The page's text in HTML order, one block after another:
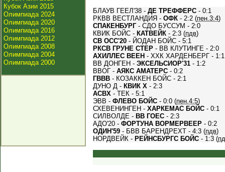
Кубок Азии 2015
Олимпиада 2024
Олимпиада 2020
Олимпиада 2016
Олимпиада 2012
Олимпиада 2008
Олимпиада 2004
Олимпиада 2000
БЛАУВ ГЕЕЛ'38 - ДЕ ТРЕФФЕРС - 0:1
РКВВ ВЕСТЛАНДИЯ - ОФК - 2:2 (пен.3:4)
СПАКЕНБУРГ- СДО БУССУМ - 2:0
КВИК БОЙС - КАТВЕЙК - 2:3 (пдв)
СВ ОСС'20 - ЙОДАН БОЙС - 5:1
РКСВ ГРУНЕ СТЕР - ВВ КЛУТИНГЕ - 2:0
АХИЛЛЕС ВЕЕН - ХХК ХАРДЕНБЕРГ -
ВВ ДОНГЕН - ЭКСЕЛЬСИОР'31 - 1:2
ВВОГ - АЯКС АМАТЕРС - 0:2
ГВВВ - КОЗАККЕН БОЙС - 2:1
ДУНО Д - КВИК Х - 2:3
АСВХ - ТЕК - 5:1
ЭВВ - ФЛЕВО БОЙС - 0:0 (пен.4:5)
СХЕВЕНИНГЕН - ХАРКЕМАС БОЙС - 0:1
СИЛВОЛДЕ - ВВ ГОЕС - 2:3
АДО'20 - ФОРТУНА ВОРМЕРВЕЕР - 0:2
ОДИН'59 - БВВ БАРЕНДРЕХТ - 4:3 (пдв)
НОРДВЕЙК - РЕЙНСБУРГС БОЙС - 1:3 (